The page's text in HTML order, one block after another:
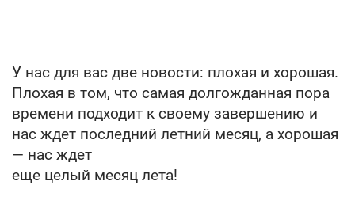
У нас для вас две новости: плохая и хорошая.
Плохая в том, что самая долгожданная пора
времени подходит к своему завершению и
нас ждет последний летний месяц, а хорошая
— нас ждет
еще целый месяц лета!